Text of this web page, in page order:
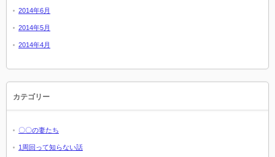
2014年6月
2014年5月
2014年4月
カテゴリー
〇〇の妻たち
1周回って知らない話